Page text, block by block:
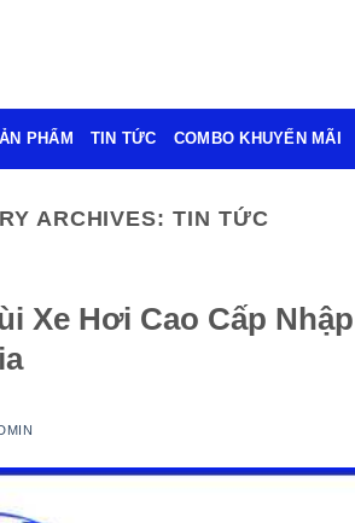
PHẨM TIN TỨC COMBO KHUYẾN MÃI
ARCHIVES:TIN TỨC
Xe Hơi Cao Cấp Nhập